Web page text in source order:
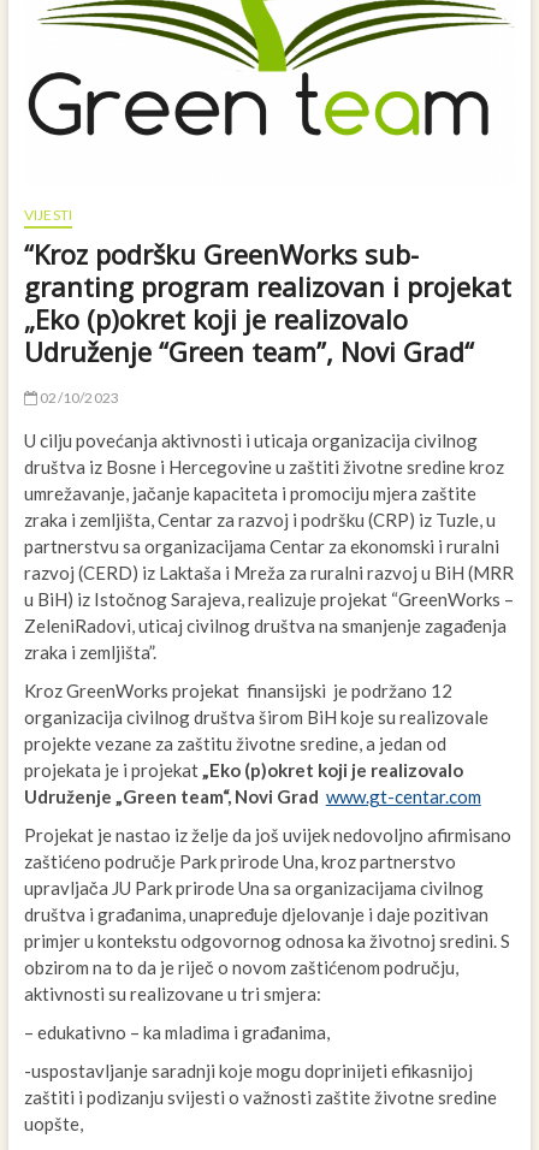
VIJESTI
“Kroz podršku GreenWorks sub-
granting program realizovan i projekat
„Eko (p)okret koji je realizovalo
Udruženje “Green team”, Novi Grad“
02/10/2023
U cilju povećanja aktivnosti i uticaja organizacija civilnog
društva iz Bosne i Hercegovine u zaštiti životne sredine kroz
umrežavanje, jačanje kapaciteta i promociju mjera zaštite
zraka i zemljišta, Centar za razvoj i podršku (CRP) iz Tuzle, u
partnerstvu sa organizacijama Centar za ekonomski i ruralni
razvoj (CERD) iz Laktaša i Mreža za ruralni razvoj u BiH (MRR
u BiH) iz Istočnog Sarajeva, realizuje projekat “GreenWorks –
ZeleniRadovi, uticaj civilnog društva na smanjenje zagađenja
zraka i zemljišta”.
Kroz GreenWorks projekat finansijski je podržano 12
organizacija civilnog društva širom BiH koje su realizovale
projekte vezane za zaštitu životne sredine, a jedan od
projekata je i projekat„Eko (p)okret koji je realizovalo
Udruženje „Green team“, Novi Grad www.gt-centar.com
Projekat je nastao iz želje da još uvijek nedovoljno afirmisano
zaštićeno područje Park prirode Una, kroz partnerstvo
upravljača JU Park prirode Una sa organizacijama civilnog
društva i građanima, unapređuje djelovanje i daje pozitivan
primjer u kontekstu odgovornog odnosa ka životnoj sredini. S
obzirom na to da je riječ o novom zaštićenom području,
aktivnosti su realizovane u tri smjera:
– edukativno – ka mladima i građanima,
-uspostavljanje saradnji koje mogu doprinijeti efikasnijoj
zaštiti i podizanju svijesti o važnosti zaštite životne sredine
uopšte,